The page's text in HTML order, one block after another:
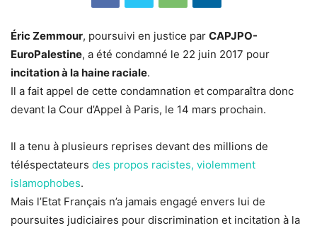
Éric Zemmour, poursuivi en justice par CAPJPO-
EuroPalestine, a été condamné le 22 juin 2017 pour
incitation à la haine raciale.
Il a fait appel de cette condamnation et comparaîtra donc
devant la Cour d’Appel à Paris, le 14 mars prochain.
Il a tenu à plusieurs reprises devant des millions de
téléspectateurs des propos racistes, violemment
islamophobes.
Mais l’Etat Français n’a jamais engagé envers lui de
poursuites judiciaires pour discrimination et incitation à la